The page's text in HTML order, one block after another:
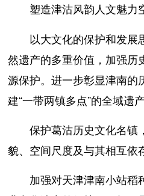
塑造津沽风韵人文魅力
以大文化的保护和发展
然遗产的多重价值，加强历
源保护。进一步彰显津南的
建“一带两镇多点”的全域遗
保护葛沽历史文化名镇
貌、空间尺度及与其相互依
加强对天津津南小站稻